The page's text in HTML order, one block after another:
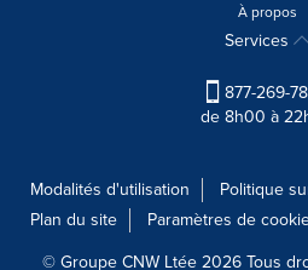
À propos
Services
877-269-
de 8h00 à
Modalités d'utilisation
Politique
Plan du site
Paramètres de
© Groupe CNW Ltée 2026 Tous